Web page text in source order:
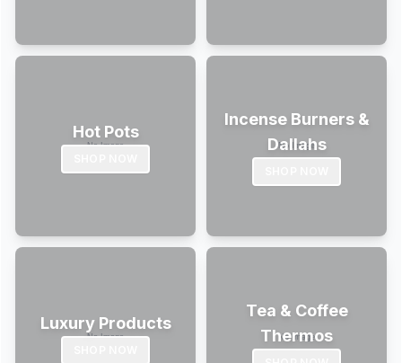
Hot Pots
Incense Burners &
Dallahs
Luxury Products
Tea & Coffee
Thermos